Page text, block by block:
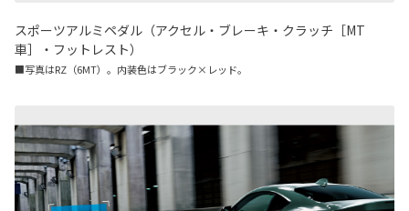
スポーツアルミペダル（アクセル・ブレーキ・クラッチ［MT
車］・フットレスト）
■写真はRZ（6MT）。内装色はブラック×レッド。